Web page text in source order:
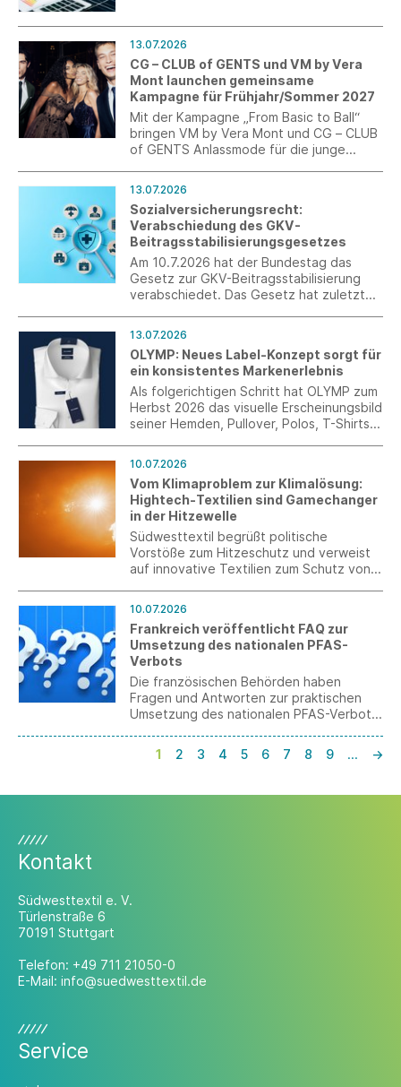
nach ESRS und VSME – vom ersten Schritt
bis zum fertigen Bericht.
13.07.2026
CG – CLUB of GENTS und VM by Vera
Mont launchen gemeinsame
Kampagne für Frühjahr/Sommer 2027
Mit der Kampagne „From Basic to Ball“
bringen VM by Vera Mont und CG – CLUB
of GENTS Anlassmode für die junge
perfekt abgestimmte Couple-Outfits.
13.07.2026
Sozialversicherungsrecht:
Verabschiedung des GKV-
Beitragsstabilisierungsgesetzes
Am 10.7.2026 hat der Bundestag das
Gesetz zur GKV-Beitragsstabilisierung
verabschiedet. Das Gesetz hat zuletzt
Bundesrat beraten und verabschiedet.
13.07.2026
OLYMP: Neues Label-Konzept sorgt für
ein konsistentes Markenerlebnis
Als folgerichtigen Schritt hat OLYMP zum
Herbst 2026 das visuelle Erscheinungsbild
seiner Hemden, Pullover, Polos, T-Shirts
gesamte Sortiment hinweg einen
einheitlichen Markenauftritt und sorgt für
mehr Orientierung, Wiedererkennung und
Wertigkeit auf der Verkaufsfläche.
10.07.2026
Vom Klimaproblem zur Klimalösung:
Hightech-Textilien sind Gamechanger
in der Hitzewelle
Südwesttextil begrüßt politische
Vorstöße zum Hitzeschutz und verweist
auf innovative Textilien zum Schutz von
10.07.2026
Frankreich veröffentlicht FAQ zur
Umsetzung des nationalen PFAS-
Verbots
Die französischen Behörden haben
Fragen und Antworten zur praktischen
Umsetzung des nationalen PFAS-Verbots
den Anwendungsbereich, die
Grenzwerte, analytische Fragen,
sowie den Umgang mit Lagerbeständen.
1 2 3 4 5 6 7 8 9 … →
Kontakt
Südwesttextil e. V.
Türlenstraße 6
70191 Stuttgart
Telefon: +49 711 21050-0
E-Mail: info@suedwesttextil.de
Service